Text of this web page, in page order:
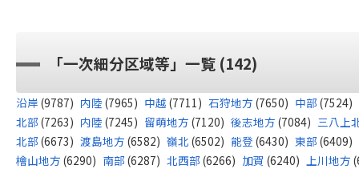
「一次細分区域等」一覧 (142)
沿岸 (9787) 内陸 (7965) 中越 (7711) 石狩地方 (7650) 中部 (7524)
北部 (7263) 内陸 (7245) 留萌地方 (7120) 後志地方 (7084) 三八上
北部 (6673) 渡島地方 (6582) 嶺北 (6502) 能登 (6430) 東部 (6409)
檜山地方 (6290) 南部 (6287) 北西部 (6266) 加賀 (6240) 上川地方